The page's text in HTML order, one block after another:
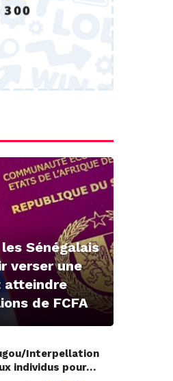
Sénégalais
verser une
atteindre
de FCFA
Interpellation
individus pour…